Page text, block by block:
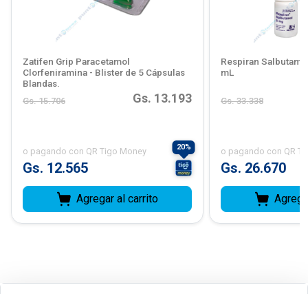
Zatifen Grip Paracetamol
Clorfeniramina - Blister de 5 Cápsulas
Blandas.
Gs. 15.706 Gs. 13.193
o pagando con QR Tigo Money
Gs. 12.565
20%
Agregar al carrito
Respiran
mL
Gs. 33.338
o pagando con QR
Gs. 26.670